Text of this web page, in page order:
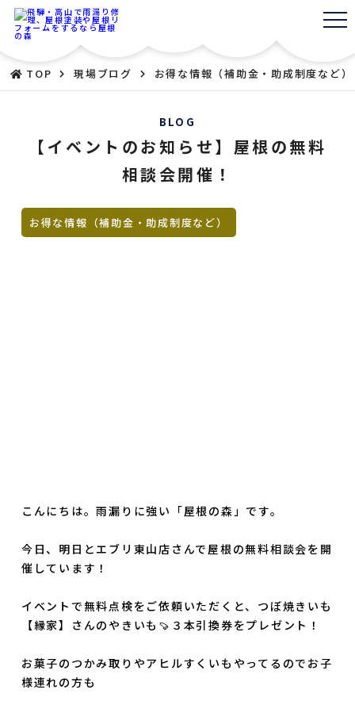
TOP 現場ブログ お得な情報（補助金・助成制度など）
BLOG
【イベントのお知らせ】屋根の無料
相談会開催！
お得な情報（補助金・助成制度など）
こんにちは。雨漏りに強い「屋根の森」です。
今日、明日とエブリ東山店さんで屋根の無料相談会を開
催しています！
イベントで無料点検をご依頼いただくと、つぼ焼きいも
【縁家】さんのやきいも🍠３本引換券をプレゼント！
お菓子のつかみ取りやアヒルすくいもやってるのでお子
様連れの方も